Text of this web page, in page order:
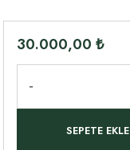
30.000,00 ₺
SEPETE EKLE